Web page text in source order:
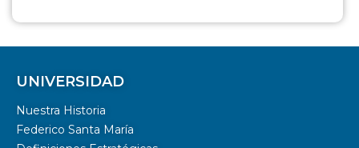
UNIVERSIDAD
Nuestra Historia
Federico Santa María